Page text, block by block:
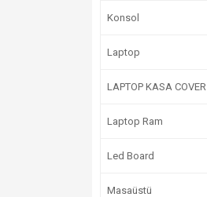
Konsol
Laptop
LAPTOP KASA COVER
Laptop Ram
Led Board
Masaüstü